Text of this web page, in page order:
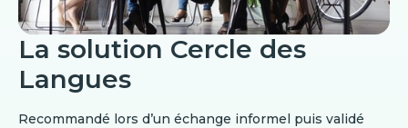
La solution Cercle des
Langues
Recommandé lors d’un échange informel puis validé